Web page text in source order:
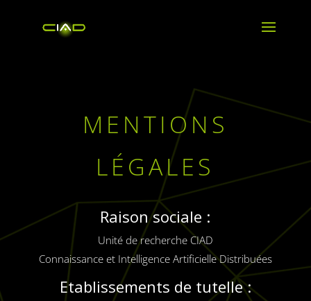
MENTIONS
LÉGALES
Raison sociale :
Unité de recherche CIAD
Connaissance et Intelligence Artificielle Distribuées
Etablissements de tutelle :